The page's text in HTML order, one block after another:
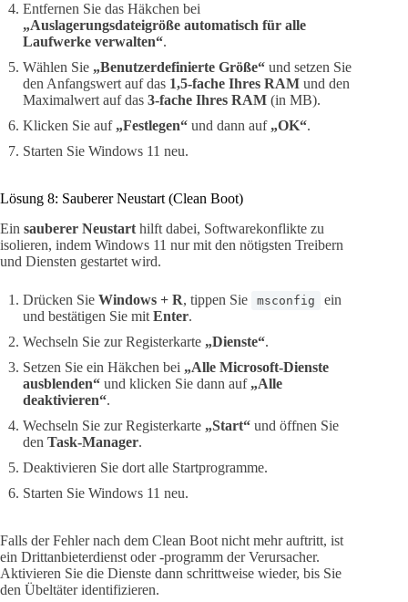
Entfernen Sie das Häkchen bei
„Auslagerungsdateigröße automatisch für alle
Laufwerke verwalten“.
Wählen Sie „Benutzerdefinierte Größe“ und setzen Sie
den Anfangswert auf das 1,5-fache Ihres RAM und den
Maximalwert auf das 3-fache Ihres RAM (in MB).
Klicken Sie auf „Festlegen“ und dann auf „OK“.
Starten Sie Windows 11 neu.
Lösung 8: Sauberer Neustart (Clean Boot)
Ein sauberer Neustart hilft dabei, Softwarekonflikte zu
isolieren, indem Windows 11 nur mit den nötigsten Treibern
und Diensten gestartet wird.
Drücken Sie Windows + R, tippen Sie msconfig
ein
und bestätigen Sie mit Enter.
Wechseln Sie zur Registerkarte „Dienste“.
Setzen Sie ein Häkchen bei „Alle Microsoft-Dienste
ausblenden“ und klicken Sie dann auf „Alle
deaktivieren“.
Wechseln Sie zur Registerkarte „Start“ und öffnen Sie
den Task-Manager.
Deaktivieren Sie dort alle Startprogramme.
Starten Sie Windows 11 neu.
Falls der Fehler nach dem Clean Boot nicht mehr auftritt, ist
ein Drittanbieterdienst oder -programm der Verursacher.
Aktivieren Sie die Dienste dann schrittweise wieder, bis Sie
den Übeltäter identifizieren.